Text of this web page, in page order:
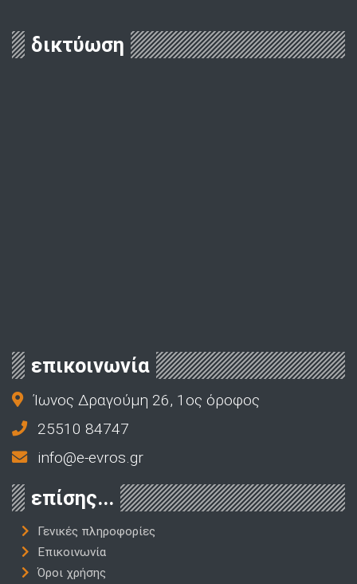
δικτύωση
επικοινωνία
Ίωνος Δραγούμη 26, 1ος όροφος
25510 84747
info@e-evros.gr
επίσης...
Γενικές πληροφορίες
Επικοινωνία
Όροι χρήσης